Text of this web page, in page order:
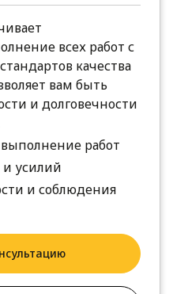
всех работ с
качества
вам быть
и долговечности
работ
усилий
и соблюдения